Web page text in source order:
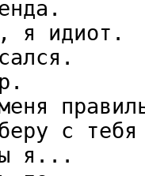
я идиот.
с тебя
я...